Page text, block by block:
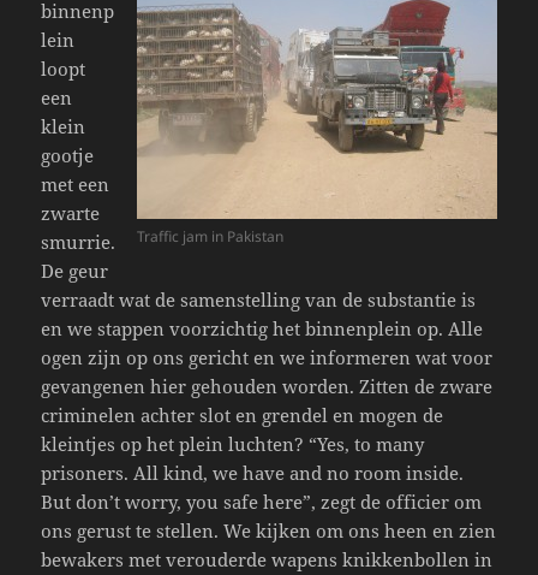
Traffic jam in Pakistan
binnenp
lein
loopt
een
klein
gootje
met een
zwarte
smurrie.
De geur
verraadt wat de samenstelling van de substantie is
en we stappen voorzichtig het binnenplein op. Alle
ogen zijn op ons gericht en we informeren wat voor
gevangenen hier gehouden worden. Zitten de zware
criminelen achter slot en grendel en mogen de
kleintjes op het plein luchten? “Yes, to many
prisoners. All kind, we have and no room inside.
But don’t worry, you safe here”, zegt de officier om
ons gerust te stellen. We kijken om ons heen en zien
bewakers met verouderde wapens knikkenbollen in